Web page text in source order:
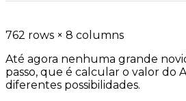
762 rows × 8 columns
Até agora nenhuma grande
passo, que é calcular o valor do
diferentes possibilidades.